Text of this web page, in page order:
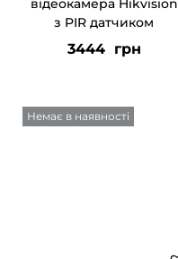
відеокамера Hikvision
з PIR датчиком
3444 грн
Немає в наявності